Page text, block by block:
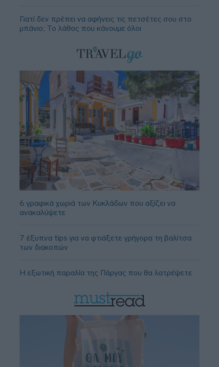
Γιατί δεν πρέπει να αφήνεις τις πετσέτες σου στο
μπάνιο; Το λάθος που κάνουμε όλοι
6 γραφικά χωριά των Κυκλάδων που αξίζει να
ανακαλύψετε
7 έξυπνα tips για να φτιάξετε γρήγορα τη βαλίτσα
των διακοπών
Η εξωτική παραλία της Πάργας που θα λατρέψετε